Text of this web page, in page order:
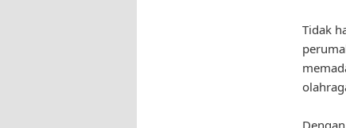
Tidak